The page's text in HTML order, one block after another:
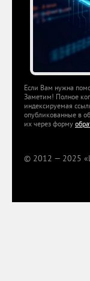
Если Вам нужна
Заметим! Полное
индексируемая
опубликованные в
их через форму
© 2012 — 2025